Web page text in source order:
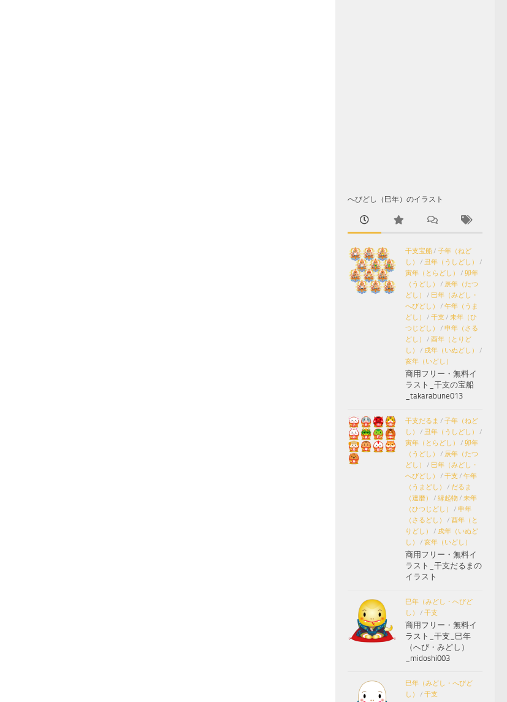
へびどし（巳年）のイラスト
干支宝船/ 子年（ねど
し）
/ 丑年（うしどし）
/
寅年（とらどし）
/ 卯年
（うどし）
/ 辰年（たつ
どし）
/ 巳年（みどし・
へびどし）
/ 午年（うま
どし）
/ 干支 / 未年（ひ
つじどし）
/ 申年（さる
どし）
/ 酉年（とりど
し）
/ 戌年（いぬどし）
/
亥年（いどし）
商用フリー・無料イ
ラスト_干支の宝船
_takarabune013
干支だるま / 子年（ねど
し）
/ 丑年（うしどし）
/
寅年（とらどし）
/ 卯年
（うどし）
/ 辰年（たつ
どし）
/ 巳年（みどし・
へびどし）
/ 干支 / 午年
（うまどし）
/ だるま
（達磨）
/ 縁起物/ 未年
（ひつじどし）
/ 申年
（さるどし）
/ 酉年（と
りどし）
/ 戌年（いぬど
し）
/ 亥年（いどし）
商用フリー・無料イ
ラスト_干支だるまの
イラスト
巳年（みどし・へびど
し）
/ 干支
商用フリー・無料イ
ラスト_干支_巳年
（へび・みどし）
_midoshi003
巳年（みどし・へびど
し）
/ 干支